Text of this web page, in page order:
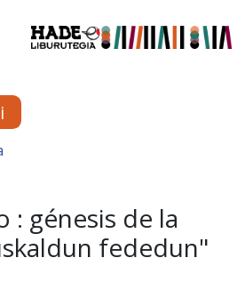
Fitxa -
: génesis de la
fededun"